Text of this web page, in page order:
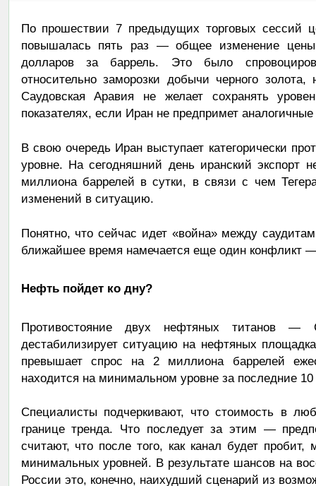
По прошествии 7 предыдущих торговых сессий
повышалась пять раз — общее изменение
долларов за баррель. Это было
относительно заморозки добычи черного
Саудовская Аравия не желает сохранять
показателях, если Иран не предпримет
В свою очередь Иран выступает категорически
уровне. На сегодняшний день иранский экспорт
миллиона баррелей в сутки, в связи с чем
изменений в ситуацию.
Понятно, что сейчас идет «война» между
ближайшее время намечается еще один конфликт
Нефть пойдет ко дну?
Противостояние двух нефтяных титанов
дестабилизирует ситуацию на нефтяных
превышает спрос на 2 миллиона баррелей
находится на минимальном уровне за последние 10
Специалисты подчеркивают, что стоимость в
границе тренда. Что последует за этим —
считают, что после того, как канал будет
минимальных уровней. В результате шансов на
России это, конечно, наихудший сценарий из